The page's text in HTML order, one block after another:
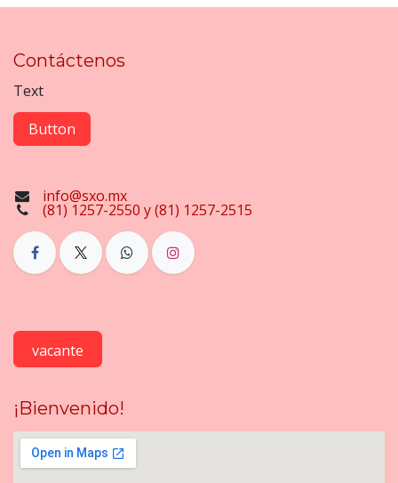
Contáctenos
Text
Button
info@sxo.mx
(81) 1257-2550 y (81) 1257-2515
vacante
¡Bienvenido!